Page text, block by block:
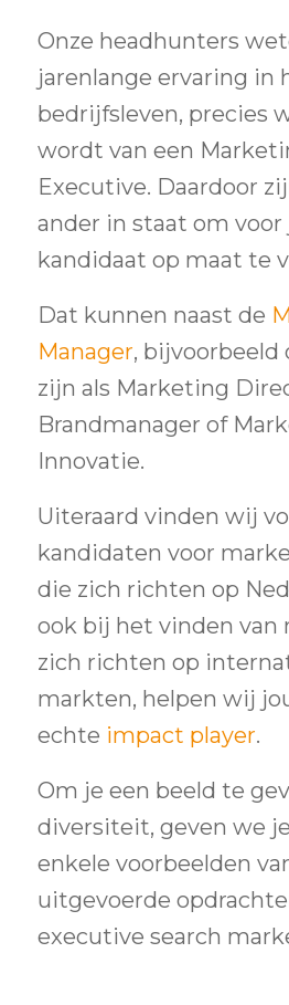
Onze headhunters
jarenlange ervaring in
bedrijfsleven, precies
wordt van een
Executive. Daardoor
ander in staat om
kandidaat op maat te
Dat kunnen naast de
Manager, bijvoorbeeld
zijn als Marketing
Brandmanager of
Innovatie.
Uiteraard vinden wij
kandidaten voor
die zich richten op
ook bij het vinden van
zich richten op
markten, helpen wij
echte impact player.
Om je een beeld te
diversiteit, geven we
enkele voorbeelden
uitgevoerde
executive search